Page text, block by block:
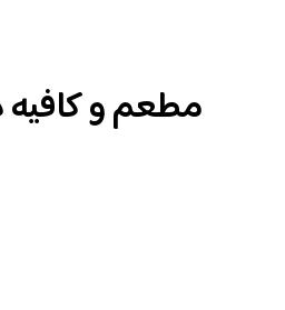
مطعم و كافيه